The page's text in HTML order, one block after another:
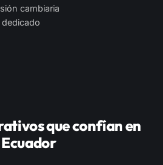
cambiaria
que confían en